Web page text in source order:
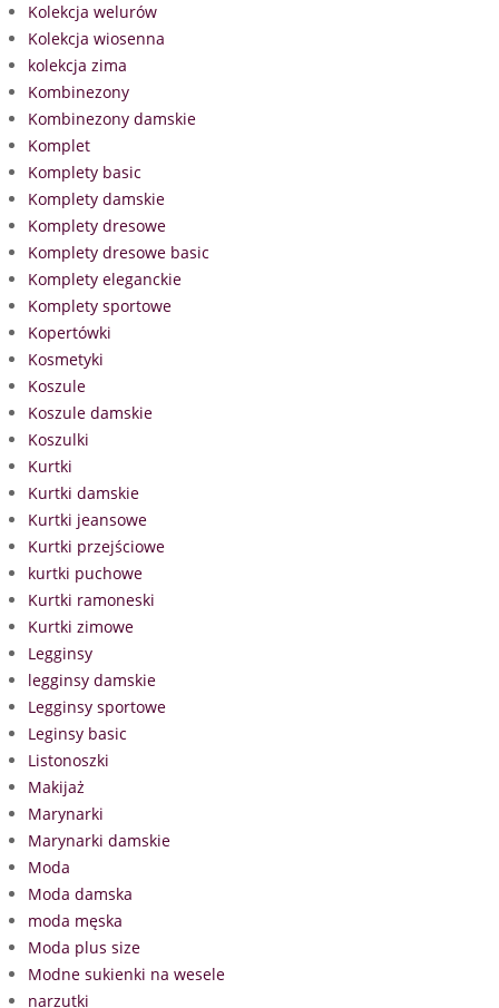
Kolekcja welurów
Kolekcja wiosenna
kolekcja zima
Kombinezony
Kombinezony damskie
Komplet
Komplety basic
Komplety damskie
Komplety dresowe
Komplety dresowe basic
Komplety eleganckie
Komplety sportowe
Kopertówki
Kosmetyki
Koszule
Koszule damskie
Koszulki
Kurtki
Kurtki damskie
Kurtki jeansowe
Kurtki przejściowe
kurtki puchowe
Kurtki ramoneski
Kurtki zimowe
Legginsy
legginsy damskie
Legginsy sportowe
Leginsy basic
Listonoszki
Makijaż
Marynarki
Marynarki damskie
Moda
Moda damska
moda męska
Moda plus size
Modne sukienki na wesele
narzutki